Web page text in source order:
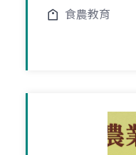
食農教育